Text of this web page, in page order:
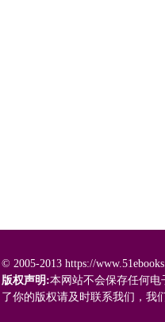
© 2005-2013 https://
版权声明:本网站不会保存任何
了你的版权请及时联系我们，我